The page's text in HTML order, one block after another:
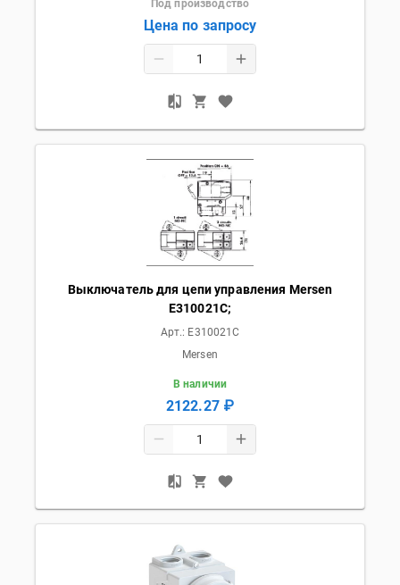
Под производство
Цена по запросу
Выключатель для цепи управления Mersen
E310021C;
Арт.: E310021C
Mersen
В наличии
2122.27 ₽